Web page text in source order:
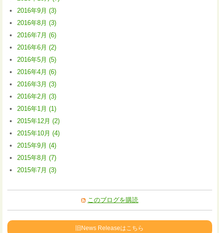
2016年9月 (3)
2016年8月 (3)
2016年7月 (6)
2016年6月 (2)
2016年5月 (5)
2016年4月 (6)
2016年3月 (3)
2016年2月 (3)
2016年1月 (1)
2015年12月 (2)
2015年10月 (4)
2015年9月 (4)
2015年8月 (7)
2015年7月 (3)
このブログを購読
旧News Releaseはこちら